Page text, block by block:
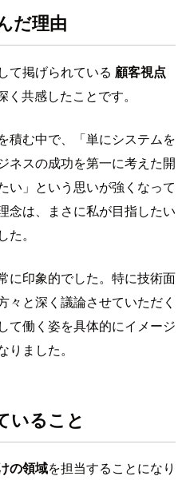
だ理由
て掲げられている 顧客視点
く共感したことです。
積む中で、「単にシステムを
ネスの成功を第一に考えた開
い」という思いが強くなって
念は、まさに私が目指したい
。
に印象的でした。特に技術面
々と深く議論させていただく
て働く姿を具体的にイメージ
ました。
いること
の領域を担当することになり